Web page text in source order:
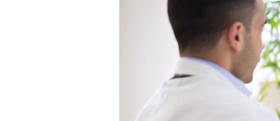
Les troubles du sommeil
modifient votre cerveau !